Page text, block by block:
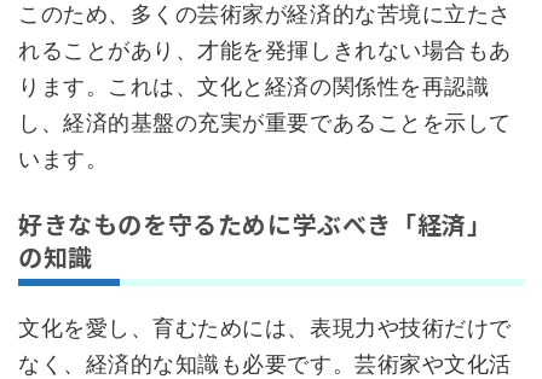
このため、多くの芸術家が経済的な苦境に立たさ
れることがあり、才能を発揮しきれない場合もあ
ります。これは、文化と経済の関係性を再認識
し、経済的基盤の充実が重要であることを示して
います。
好きなものを守るために学ぶべき「経済」
の知識
文化を愛し、育むためには、表現力や技術だけで
なく、経済的な知識も必要です。芸術家や文化活